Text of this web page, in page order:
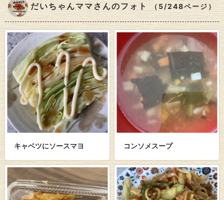
だいちゃんママさんのフォト （5/248ページ）
キャベツにソースマヨ コンソメスープ